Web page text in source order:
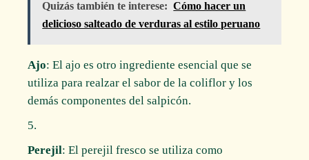
Quizás también te interese: Cómo hacer un
delicioso salteado de verduras al estilo peruano
Ajo: El ajo es otro ingrediente esencial que se
utiliza para realzar el sabor de la coliflor y los
demás componentes del salpicón.
Perejil: El perejil fresco se utiliza como